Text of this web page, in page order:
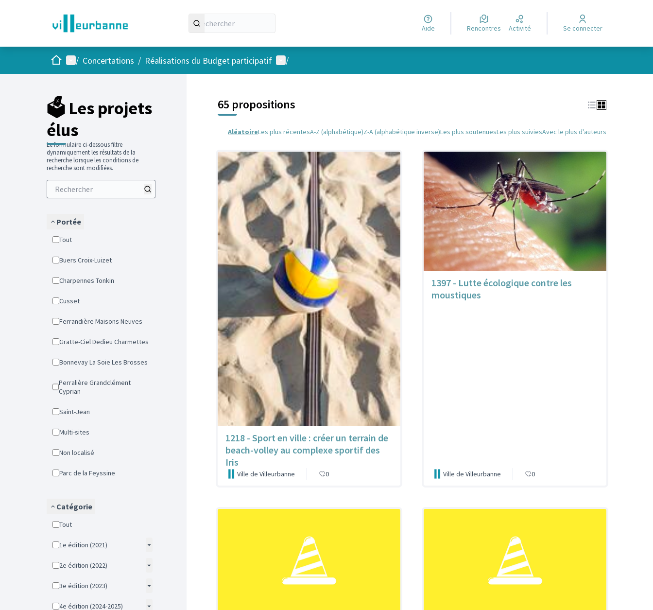
Aide Rencontres Activité Se connecter
AccueilMenu principal
/ Concertations / Réalisations du Budget participatif Menu utilisateur
/
🗳️ Les projets
élus
Le formulaire ci-dessous filtre
dynamiquement les résultats de la
recherche lorsque les conditions de
recherche sont modifiées.
Portée
Tout
Buers Croix-Luizet
Charpennes Tonkin
Cusset
Ferrandière Maisons Neuves
Gratte-Ciel Dedieu Charmettes
Bonnevay La Soie Les Brosses
Perralière Grandclément
Cyprian
Saint-Jean
Multi-sites
Non localisé
Parc de la Feyssine
Catégorie
Tout
1e édition (2021)
2e édition (2022)
3e édition (2023)
4e édition (2024-2025)
65 propositions
AléatoireLes plus récentesA-Z (alphabétique)Z-A (alphabétique inverse)Les plus soutenuesLes plus suiviesAvec le plus d'auteurs
1218 - Sport en ville : créer un terrain de
beach-volley au complexe sportif des
Iris
Ville de Villeurbanne 0
1397 - Lutte écologique contre les
moustiques
Ville de Villeurbanne 0